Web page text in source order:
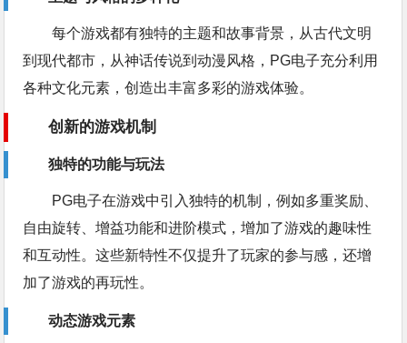
每个游戏都有独特的主题和故事背景，从古代文明
到现代都市，从神话传说到动漫风格，PG电子充分利用
各种文化元素，创造出丰富多彩的游戏体验。
创新的游戏机制
独特的功能与玩法
PG电子在游戏中引入独特的机制，例如多重奖励、
自由旋转、增益功能和进阶模式，增加了游戏的趣味性
和互动性。这些新特性不仅提升了玩家的参与感，还增
加了游戏的再玩性。
动态游戏元素